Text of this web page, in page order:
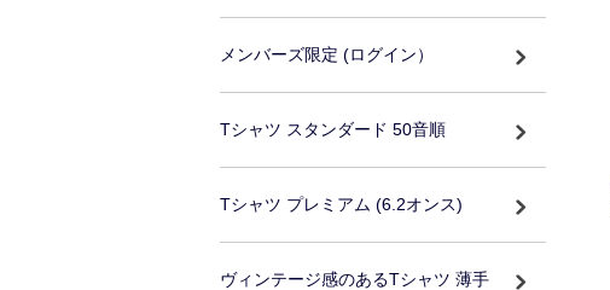
メンバーズ限定 (ログイン）
Tシャツ スタンダード 50音順
Tシャツ プレミアム (6.2オンス)
ヴィンテージ感のあるTシャツ 薄手